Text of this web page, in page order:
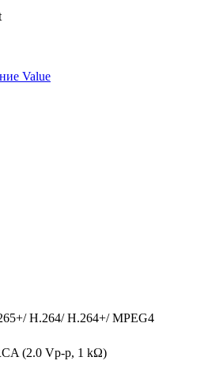
Value
H.264/ H.264+/ MPEG4
(2.0 Vp-p, 1 kΩ)